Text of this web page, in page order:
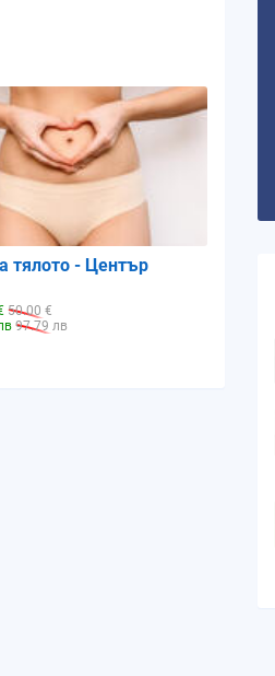
тялото - Център
50.00 €
97.79 лв